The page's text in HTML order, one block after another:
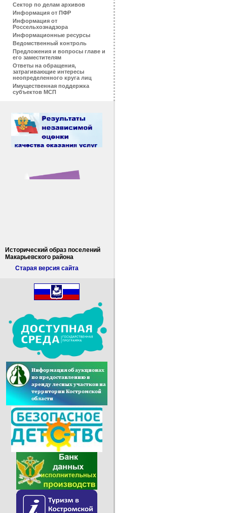
Сектор по делам архивов
Информация от ПФР
Информация от
Россельхознадзора
Информационные ресурсы
Ведомственный контроль
Предложения и вопросы главе и
его заместителям
Ответы на обращения,
затрагивающие интересы
неопределенного круга лиц
Имущественная поддержка
субъектов МСП
Исторический образ поселений
Макарьевского района
Старая версия сайта